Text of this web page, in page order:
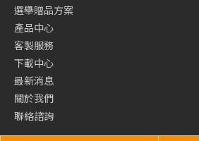
選舉贈品方案
產品中心
客製服務
下載中心
最新消息
關於我們
聯絡諮詢